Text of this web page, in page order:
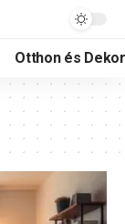
Otthon és